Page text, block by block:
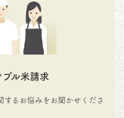
プル米請求
するお悩みをお聞かせくださ